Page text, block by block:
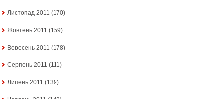
Листопад 2011 (170)
Жовтень 2011 (159)
Вересень 2011 (178)
Серпень 2011 (111)
Липень 2011 (139)